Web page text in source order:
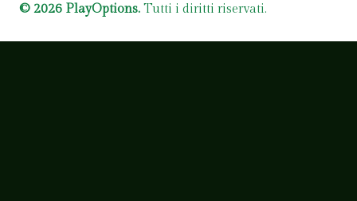
© 2026 PlayOptions. Tutti i diritti riservati.